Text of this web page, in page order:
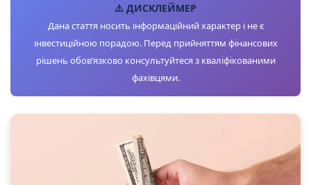
⚠️ ДИСКЛЕЙМЕР
Дана стаття носить інформаційний характер і не є
інвестиційною порадою. Перед прийняттям фінансових
рішень обов’язково консультуйтеся з кваліфікованими
фахівцями.